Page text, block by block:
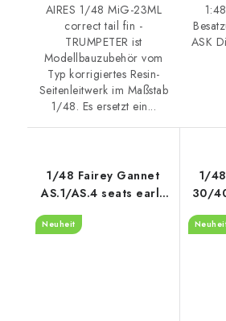
AIRES 1/48 MiG-23ML
correct tail fin -
TRUMPETER ist
Modellbauzubehör vom
Typ korrigiertes Resin-
Seitenleitwerk im Maßstab
1/48. Es ersetzt ein...
ASK
1/48 Fairey Gannet
AS.1/AS.4 seats early
v. recommended for
Neuheit
1/
30/